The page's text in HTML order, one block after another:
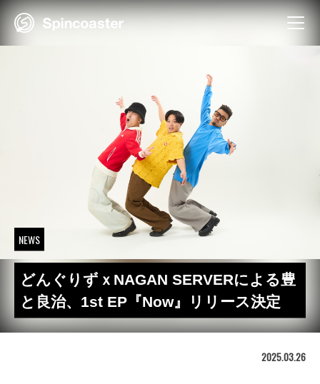
Skip
NEWS
どんぐりずｘNAGAN SERVERによる豊
と良治、1st EP『Now』リリース決定
2025.03.26